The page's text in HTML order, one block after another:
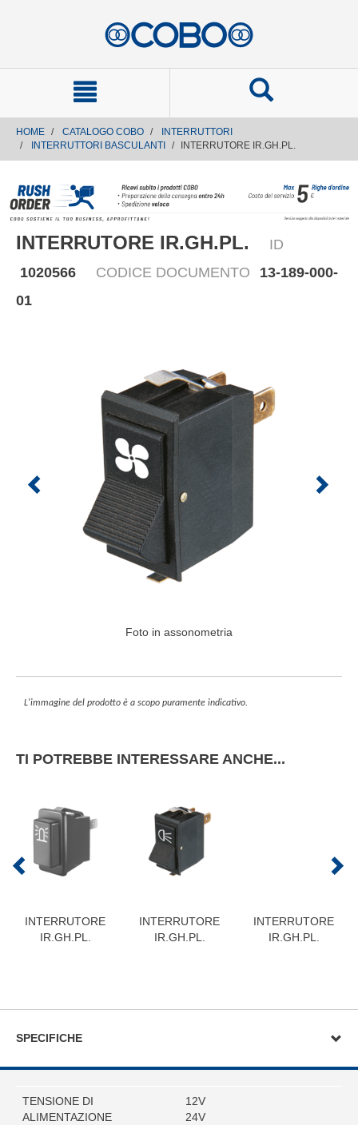
HOME CATALOGO COBO
INTERRUTTORI
INTERRUTTORI BASCULANTI
INTERRUTORE IR.GH.PL.
INTERRUTORE IR.GH.PL.
ID
1020566
CODICE DOCUMENTO
13-189-000-
01
Foto in assonometria
L'immagine del prodotto è a scopo puramente indicativo.
TI POTREBBE INTERESSARE ANCHE...
INTERRUTORE
IR.GH.PL.
INTERRUTORE
IR.GH.PL.
INTERRUTORE
IR.GH.PL.
SPECIFICHE
TENSIONE DI
ALIMENTAZIONE
12V
24V